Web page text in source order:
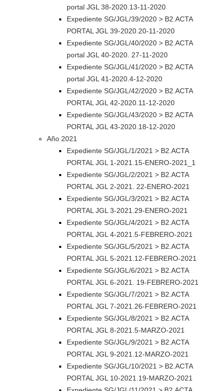
portal JGL 38-2020.13-11-2020
Expediente SG/JGL/39/2020 > B2.ACTA
PORTAL JGL 39-2020.20-11-2020
Expediente SG/JGL/40/2020 > B2.ACTA
portal JGL 40-2020. 27-11-2020
Expediente SG/JGL/41/2020 > B2.ACTA
portal JGL 41-2020.4-12-2020
Expediente SG/JGL/42/2020 > B2.ACTA
PORTAL JGL 42-2020.11-12-2020
Expediente SG/JGL/43/2020 > B2.ACTA
PORTAL JGL 43-2020.18-12-2020
Año 2021
Expediente SG/JGL/1/2021 > B2.ACTA
PORTAL JGL 1-2021.15-ENERO-2021_1
Expediente SG/JGL/2/2021 > B2.ACTA
PORTAL JGL 2-2021. 22-ENERO-2021
Expediente SG/JGL/3/2021 > B2.ACTA
PORTAL JGL 3-2021.29-ENERO-2021
Expediente SG/JGL/4/2021 > B2.ACTA
PORTAL JGL 4-2021.5-FEBRERO-2021
Expediente SG/JGL/5/2021 > B2.ACTA
PORTAL JGL 5-2021.12-FEBRERO-2021
Expediente SG/JGL/6/2021 > B2.ACTA
PORTAL JGL 6-2021. 19-FEBRERO-2021
Expediente SG/JGL/7/2021 > B2.ACTA
PORTAL JGL 7-2021.26-FEBRERO-2021
Expediente SG/JGL/8/2021 > B2.ACTA
PORTAL JGL 8-2021.5-MARZO-2021
Expediente SG/JGL/9/2021 > B2.ACTA
PORTAL JGL 9-2021.12-MARZO-2021
Expediente SG/JGL/10/2021 > B2.ACTA
PORTAL JGL 10-2021.19-MARZO-2021